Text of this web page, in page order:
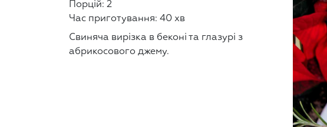
Порцій: 2
Час приготування: 40 хв
Свиняча вирізка в беконі та глазурі з
абрикосового джему.